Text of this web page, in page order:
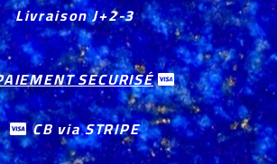
Livraison J+2-3
SECURISÉ 
CB via STRIPE